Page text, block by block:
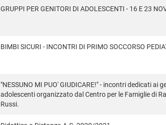
GRUPPI PER GENITORI DI ADOLESCENTI - 16 E 23
BIMBI SICURI - INCONTRI DI PRIMO SOCCORSO
"NESSUNO MI PUO' GIUDICARE!" - incontri dedicati ai
adolescenti organizzato dal Centro per le Famiglie di
Russi.